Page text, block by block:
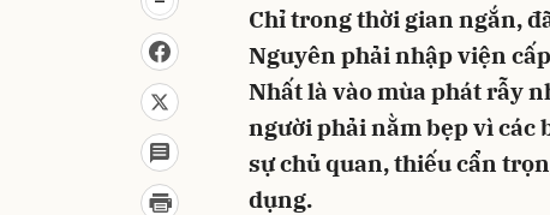
Chỉ trong thời gian ngắn,
Nguyên phải nhập viện
Nhất là vào mùa phát rẫy
người phải nằm bẹp vì các
sự chủ quan, thiếu cẩn
dụng.